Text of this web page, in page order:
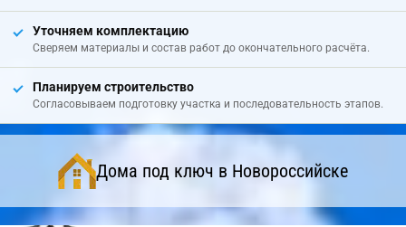
Уточняем комплектацию
Сверяем материалы и состав работ до окончательного расчёта.
Планируем строительство
Согласовываем подготовку участка и последовательность этапов.
Дома под ключ в Новороссийске